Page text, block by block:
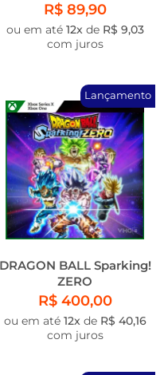
R$ 89,90
ou em até 12xde R$ 9,03
com juros
Lançamento
DRAGON BALL Sparking!
ZERO
R$ 400,00
ou em até 12xde R$ 40,16
com juros